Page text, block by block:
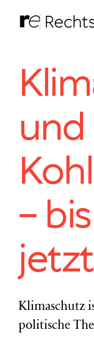
Inhalt
und
–
Klimaschutz
politische